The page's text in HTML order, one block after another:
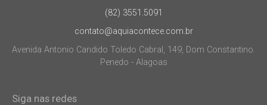
(82) 3551.5091
contato@aquiacontece.com.br
Avenida Antonio Candido Toledo Cabral, 149, Dom Constantino.
Penedo - Alagoas
Siga nas redes